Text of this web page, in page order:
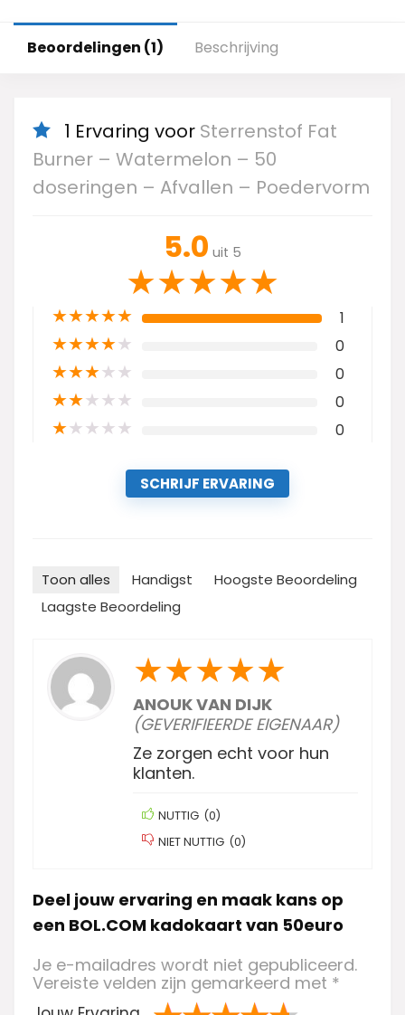
Beoordelingen (1) Beschrijving
1 Ervaring voor Sterrenstof Fat
Burner – Watermelon – 50
doseringen – Afvallen – Poedervorm
5.0 uit 5
★★★★★
★★★★★ 1
★★★★★ 0
★★★★★ 0
★★★★★ 0
★★★★★ 0
SCHRIJF ERVARING
Toon alles Handigst
Hoogste Beoordeling
Laagste Beoordeling
★★★★★
ANOUK VAN DIJK
(GEVERIFIEERDE EIGENAAR)
Ze zorgen echt voor hun
klanten.
NUTTIG (0)
NIET NUTTIG (0)
Deel jouw ervaring en maak kans op
een BOL.COM kadokaart van 50euro
Je e-mailadres wordt niet gepubliceerd.
Vereiste velden zijn gemarkeerd met *